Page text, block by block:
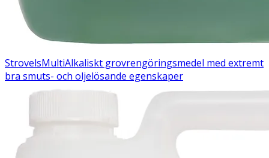
StrovelsMultiAlkaliskt grovrengöringsmedel med extremt
bra smuts- och oljelösande egenskaper